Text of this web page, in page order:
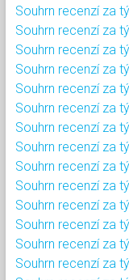
Souhrn recenzí za
Souhrn recenzí za
Souhrn recenzí za
Souhrn recenzí za
Souhrn recenzí za
Souhrn recenzí za
Souhrn recenzí za
Souhrn recenzí za
Souhrn recenzí za
Souhrn recenzí za
Souhrn recenzí za
Souhrn recenzí za
Souhrn recenzí za
Souhrn recenzí za